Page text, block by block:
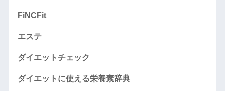
FiNCFit
エステ
ダイエットチェック
ダイエットに使える栄養素辞典